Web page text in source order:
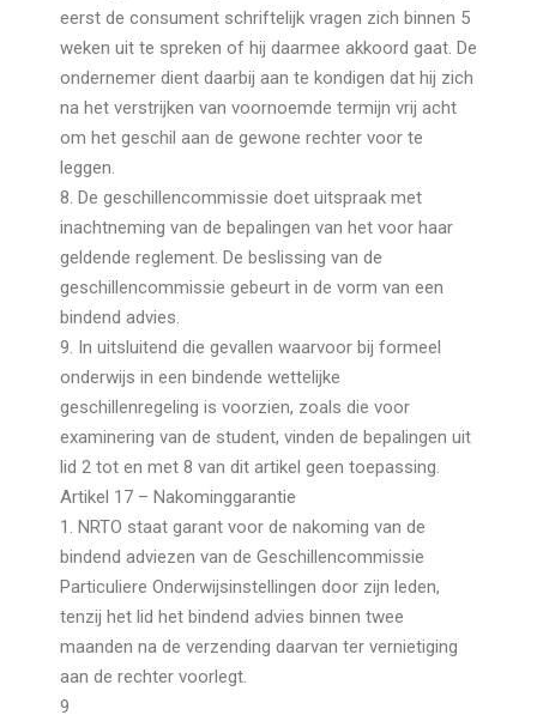
eerst de consument schriftelijk vragen zich binnen 5
weken uit te spreken of hij daarmee akkoord gaat. De
ondernemer dient daarbij aan te kondigen dat hij zich
na het verstrijken van voornoemde termijn vrij acht
om het geschil aan de gewone rechter voor te
leggen.
8. De geschillencommissie doet uitspraak met
inachtneming van de bepalingen van het voor haar
geldende reglement. De beslissing van de
geschillencommissie gebeurt in de vorm van een
bindend advies.
9. In uitsluitend die gevallen waarvoor bij formeel
onderwijs in een bindende wettelijke
geschillenregeling is voorzien, zoals die voor
examinering van de student, vinden de bepalingen uit
lid 2 tot en met 8 van dit artikel geen toepassing.
Artikel 17 – Nakominggarantie
1. NRTO staat garant voor de nakoming van de
bindend adviezen van de Geschillencommissie
Particuliere Onderwijsinstellingen door zijn leden,
tenzij het lid het bindend advies binnen twee
maanden na de verzending daarvan ter vernietiging
aan de rechter voorlegt.
9